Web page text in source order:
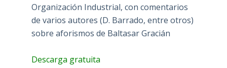
Organización Industrial, con comentarios
de varios autores (D. Barrado, entre otros)
sobre aforismos de Baltasar Gracián
Descarga gratuita